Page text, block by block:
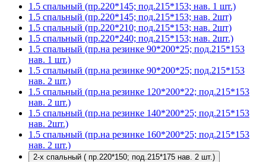
1.5 спальный (пр.220*145; под.215*153; нав. 1 шт.)
1.5 спальный (пр.220*145; под.215*153; нав. 2шт)
1.5 спальный (пр.220*210; под.215*153; нав. 2шт)
1.5 спальный (пр.220*240; под.215*153; нав. 2шт.)
1.5 спальный (пр.на резинке 90*200*25; под.215*153
нав. 1 шт.)
1.5 спальный (пр.на резинке 90*200*25; под.215*153
нав. 2 шт.)
1.5 спальный (пр.на резинке 120*200*22; под.215*153
нав. 2 шт.)
1.5 спальный (пр.на резинке 140*200*25; под.215*153
нав. 2шт.)
1.5 спальный (пр.на резинке 160*200*25; под.215*153
нав. 2 шт.)
2-х спальный ( пр.220*150; под.215*175 нав. 2 шт.)